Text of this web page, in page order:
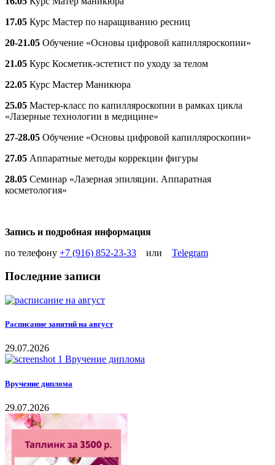
17.05 Курс Мастер по наращиванию ресниц
20-21.05 Обучение «Основы цифровой капилляроскопии»
21.05 Курс Косметик-эстетист по уходу за телом
22.05 Курс Мастер Маникюра
25.05 Мастер-класс по капилляроскопии в рамках цикла
«Лазерные технологии в медицине»
27-28.05 Обучение «Основы цифровой капилляроскопии»
27.05 Аппаратные методы коррекции фигуры
28.05 Семинар «Лазерная эпиляции. Аппаратная
косметология»
Запись и подробная информация
по телефону ‪ +7 (916) 852-23-33‬ или Telegram
Последние записи
Расписание занятий на август
29.07.2026
Вручение диплома
29.07.2026